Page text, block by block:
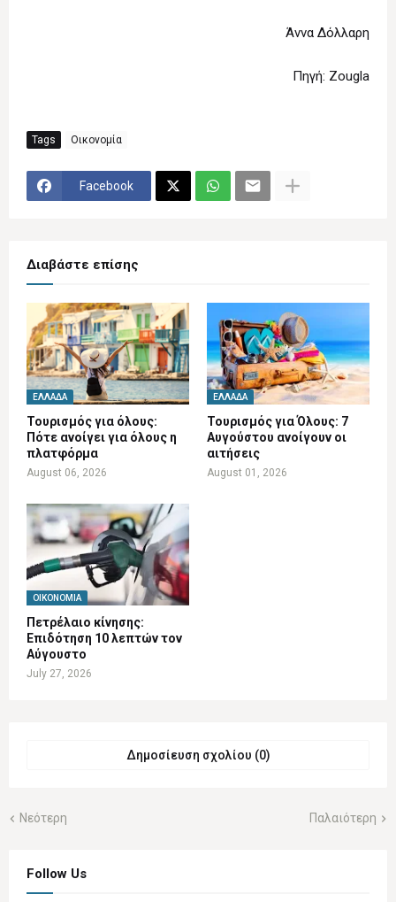
Άννα Δόλλαρη
Πηγή: Zougla
Tags Οικονομία
Facebook
Διαβάστε επίσης
ΕΛΛΆΔΑ
Τουρισμός για όλους:
Πότε ανοίγει για όλους η
πλατφόρμα
August 06, 2026
ΕΛΛΆΔΑ
Τουρισμός για Όλους: 7
Αυγούστου ανοίγουν οι
αιτήσεις
August 01, 2026
ΟΙΚΟΝΟΜΊΑ
Πετρέλαιο κίνησης:
Επιδότηση 10 λεπτών τον
Αύγουστο
July 27, 2026
Δημοσίευση σχολίου (0)
Νεότερη Παλαιότερη
Follow Us